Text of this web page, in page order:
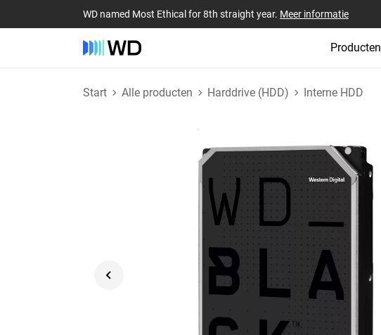
WD named Most Ethical for 8th straight year. Meer informatie
Producten
Start Alle producten Harddrive (HDD) Interne HDD